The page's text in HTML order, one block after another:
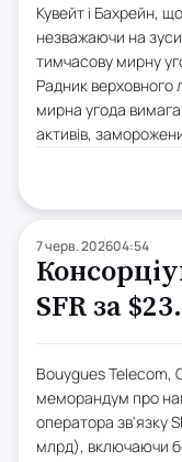
Кувейт і Бахрейн,
незважаючи на
тимчасову мирну
Радник верховного
мирна угода
активів,
7 черв. 202604:54
SFR за
Bouygues Telecom,
меморандум про
оператора зв'язку
млрд), включаючи